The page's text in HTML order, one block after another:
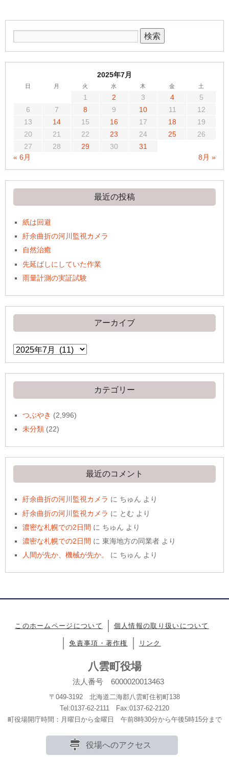
2025年7月
日 月 火 水 木 金 土
1 2 3 4
5
6
7 8 9 10 11
12
13
14 15 16 17 18
19
20
21 22 23 24 25
26
27
28 29 30
31
« 6月
8月 »
最近の投稿
紙は回避
紆余曲折の河川監視カメラ
自然治癒
先延ばしにしていた作業
雨量計測の実証試験
アーカイブ
ア
ー
イ
ブ
カテゴリー
つぶやき (2,996)
未分類 (22)
最近のコメント
紆余曲折の河川監視カメラ に ちゅん より
紆余曲折の河川監視カメラ に とむ より
濃密な札幌での2日間 に ちゅん より
濃密な札幌での2日間 に東海地方の同業者 より
人間が先か、機械が先か。
に ちゅん より
このホームページについて 個人情報の取り扱いについて
免責事項・著作権 リンク
八雲町役場
法人番号 6000020013463
〒049-3192 北海道二海郡八雲町住初町138
Tel:0137-62-2111 Fax:0137-62-2120
町役場開庁時間：月曜日から金曜日 午前8時30分から午後5時15分まで
役場へのアクセス